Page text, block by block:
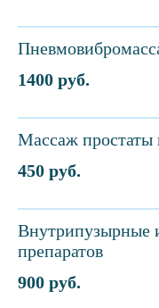
1400 руб.
Массаж простаты
450 руб.
Внутрипузырные
препаратов
900 руб.